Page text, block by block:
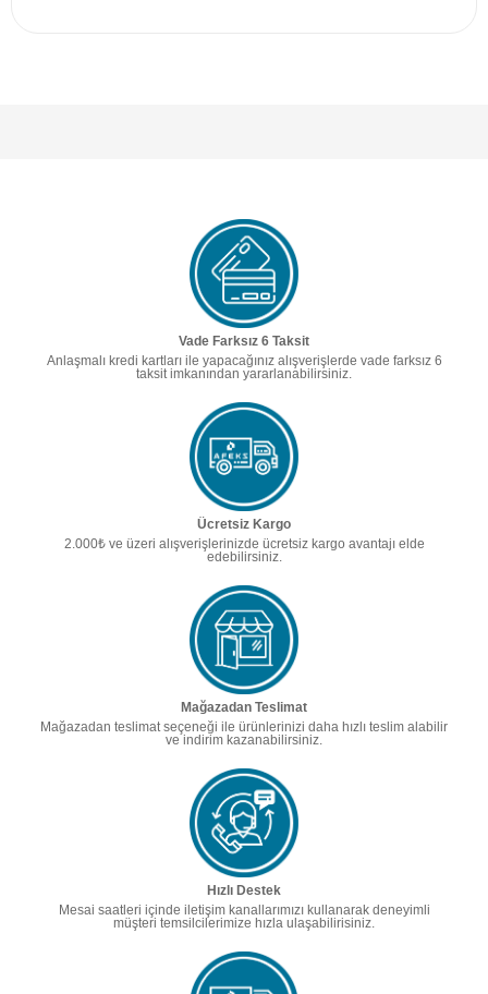
Vade Farksız 6 Taksit
Anlaşmalı kredi kartları ile yapacağınız alışverişlerde vade farksız 6
taksit imkanından yararlanabilirsiniz.
Ücretsiz Kargo
2.000₺ ve üzeri alışverişlerinizde ücretsiz kargo avantajı elde
edebilirsiniz.
Mağazadan Teslimat
Mağazadan teslimat seçeneği ile ürünlerinizi daha hızlı teslim alabilir
ve indirim kazanabilirsiniz.
Hızlı Destek
Mesai saatleri içinde iletişim kanallarımızı kullanarak deneyimli
müşteri temsilcilerimize hızla ulaşabilirisiniz.